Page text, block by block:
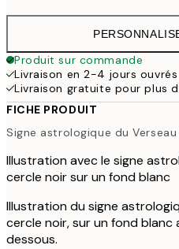
Produit sur commande
Livraison en 2-4 jours ouvrés
Livraison gratuite pour plus
FICHE PRODUIT
Signe astrologique du
Illustration avec le signe
cercle noir sur un fond blanc
Illustration du signe
cercle noir, sur un fond
dessous.